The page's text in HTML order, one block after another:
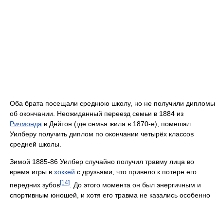
Оба брата посещали среднюю школу, но не получили дипломы
об окончании. Неожиданный переезд семьи в 1884 из
Ричмонда в Дейтон (где семья жила в 1870-е), помешал
Уилберу получить диплом по окончании четырёх классов
средней школы.
Зимой 1885-86 Уилбер случайно получил травму лица во
время игры в хоккей с друзьями, что привело к потере его
передних зубов[14]
. До этого момента он был энергичным и
спортивным юношей, и хотя его травма не казались особенно